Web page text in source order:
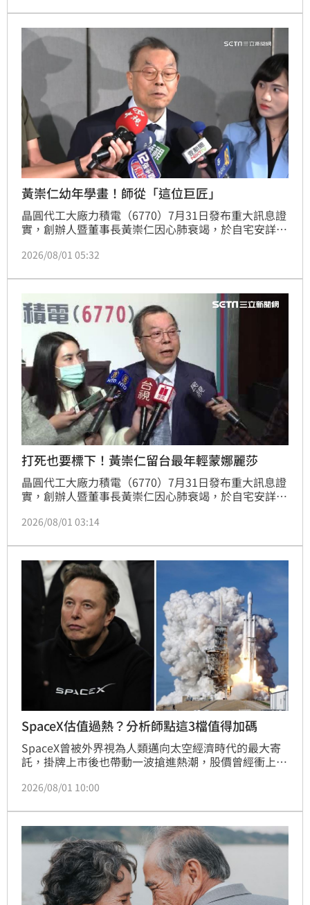
略，補足提早領取導致的年金縮水。不過專家提醒，此
種高報酬策略風險極大，高度依賴退休後的市場走勢，
若遇股災恐導致雙重虧損。提前領取年金具不可逆性，
民眾在規劃退休金時，務必審慎評估個人資產、健康狀
況與風險承受度，切勿盲目複製單一案例，應尋求專業
建議制定最穩健的財務配置方案。
黃崇仁幼年學畫！師從「這位巨匠」
晶圓代工大廠力積電（6770）7月31日發布重大訊息證
實，創辦人暨董事長黃崇仁因心肺衰竭，於自宅安詳離
領下櫃的力晶償還1200億債務，以力積電之名重新上
他也是國際認證的藝術收藏家，而且他富貴世家出身，
10歲就開始學畫，啟蒙老師還是台灣美術史上的油畫大
師廖繼春。
2026/08/01 05:32
打死也要標下！黃崇仁留台最年輕蒙娜麗莎
晶圓代工大廠力積電（6770）7月31日發布重大訊息證
實，創辦人暨董事長黃崇仁因心肺衰竭，於自宅安詳離
入科技業，仍保留藝文愛好。2022年他更表示，自己
「最年輕版本」的蒙娜麗莎畫作，並透露自己「打死也
要標到那張畫」，因為「總有一天要留給台灣擁有」。
2026/08/01 03:14
SpaceX估值過熱？分析師點這3檔值得加碼
SpaceX曾被外界視為人類邁向太空經濟時代的最大寄
託，掛牌上市後也帶動一波搶進熱潮，股價曾經衝上天
比起商業化腳步仍在起步階段的SpaceX，那些已經站
企業，恐怕才是眼下更值得留意的投資選項，分析師鎖
定這3檔正是加碼的標的。
2026/08/01 10:00